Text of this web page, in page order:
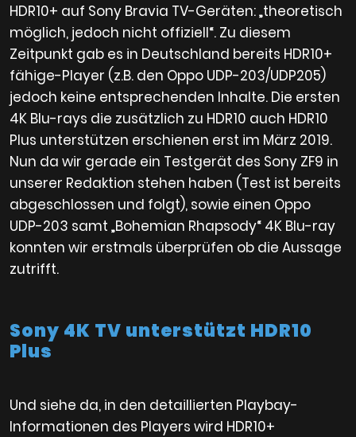
HDR10+ auf Sony Bravia TV-Geräten: „theoretisch
möglich, jedoch nicht offiziell“. Zu diesem
Zeitpunkt gab es in Deutschland bereits HDR10+
fähige-Player (z.B. den Oppo UDP-203/UDP205)
jedoch keine entsprechenden Inhalte. Die ersten
4K Blu-rays die zusätzlich zu HDR10 auch HDR10
Plus unterstützen erschienen erst im März 2019.
Nun da wir gerade ein Testgerät des Sony ZF9 in
unserer Redaktion stehen haben (Test ist bereits
abgeschlossen und folgt), sowie einen Oppo
UDP-203 samt „Bohemian Rhapsody“ 4K Blu-ray
konnten wir erstmals überprüfen ob die Aussage
zutrifft.
Sony 4K TV unterstützt HDR10
Plus
Und siehe da, in den detaillierten Playbay-
Informationen des Players wird HDR10+